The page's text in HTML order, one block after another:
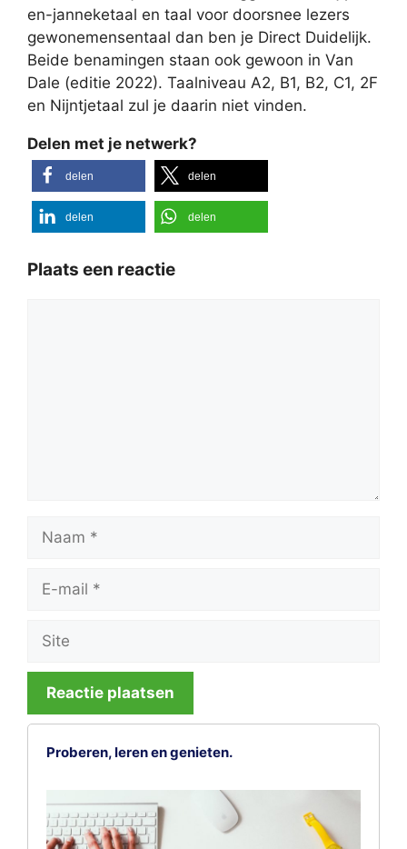
en-janneketaal en taal voor doorsnee lezers
gewonemensentaal dan ben je Direct Duidelijk.
Beide benamingen staan ook gewoon in Van
Dale (editie 2022). Taalniveau A2, B1, B2, C1, 2F
en Nijntjetaal zul je daarin niet vinden.
Delen met je netwerk?
delen delen
delen delen
Plaats een reactie
Naam
Site
Proberen, leren en genieten.